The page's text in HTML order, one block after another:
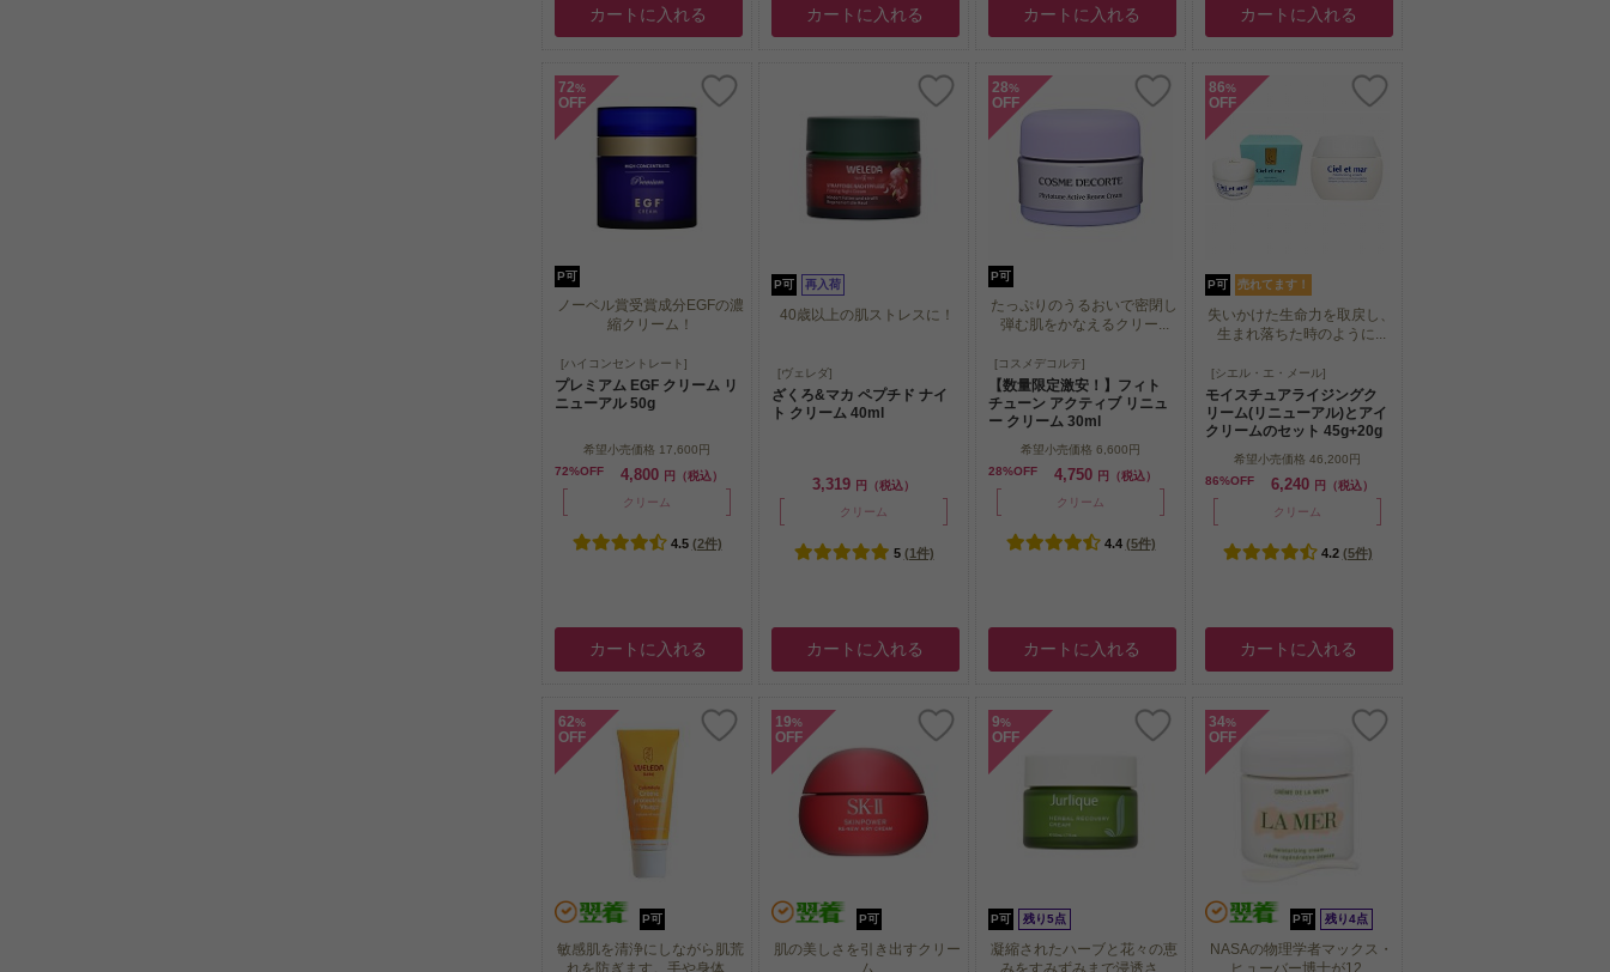
カートに入れる カートに入れる カートに入れる カートに入れる
72%
OFF
P可
ノーベル賞受賞成分EGFの濃
縮クリーム！
ノーベル賞受賞成分EGFの濃
縮クリーム！
[ハイコンセントレート]
プレミアム EGF クリーム リ
ニューアル 50g
希望小売価格 17,600円
72%OFF
4,800 円（税込）
クリーム
4.5 (2件)
カートに入れる
P可 再入荷
40歳以上の肌ストレスに！
40歳以上の肌ストレスに！
[ヴェレダ]
ざくろ&マカ ペプチド ナイ
ト クリーム 40ml
3,319 円（税込）
クリーム
5 (1件)
カートに入れる
28%
OFF
P可
たっぷりのうるおいで密閉し
弾む肌をかなえるクリー...
たっぷりのうるおいで密閉し
弾む肌をかなえるクリー...
[コスメデコルテ]
【数量限定激安！】フィト
チューン アクティブ リニュ
ー クリーム 30ml
希望小売価格 6,600円
28%OFF
4,750 円（税込）
クリーム
4.4 (5件)
カートに入れる
86%
OFF
P可 売れてます！
失いかけた生命力を取戻し、
生まれ落ちた時のように...
失いかけた生命力を取戻し、
生まれ落ちた時のように...
[シエル・エ・メール]
モイスチュアライジングク
リーム(リニューアル)とアイ
クリームのセット 45g+20g
希望小売価格 46,200円
86%OFF
6,240 円（税込）
クリーム
4.2 (5件)
カートに入れる
62%
OFF
P可
敏感肌を清浄にしながら肌荒
19%
OFF
P可
肌の美しさを引き出すクリー
9%
OFF
P可 残り5点
凝縮されたハーブと花々の恵
34%
OFF
P可 残り4点
NASAの物理学者マックス・